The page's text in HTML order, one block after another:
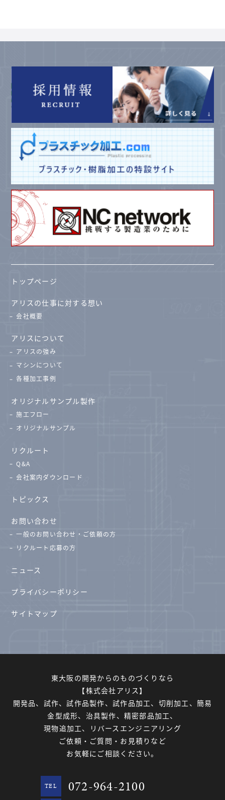
トップページ
アリスの仕事に対する想い
会社概要
アリスについて
アリスの強み
マシンについて
各種加工事例
オリジナルサンプル製作
施工フロー
オリジナルサンプル
リクルート
Q&A
会社案内ダウンロード
トピックス
お問い合わせ
一般のお問い合わせ・ご依頼の方
リクルート応募の方
ニュース
プライバシーポリシー
サイトマップ
東大阪の開発からのものづくりなら
【株式会社アリス】
開発品、試作、試作品製作、試作品加工、切削加工、簡易
金型成形、治具製作、精密部品加工、
現物追加工、リバースエンジニアリング
ご依頼・ご質問・お見積りなど
お気軽にご相談ください。
TEL
072-964-2100